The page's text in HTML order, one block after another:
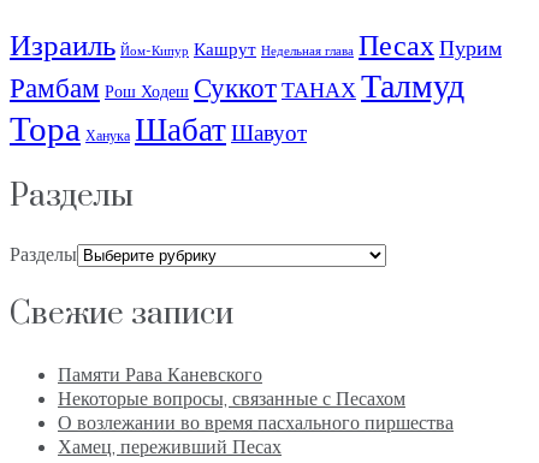
Израиль Йом-Кипур Кашрут Недельная глава ПесахПурим
Рамбам Рош Ходеш СуккотТАНАХТалмуд
Тора Ханука ШабатШавуот
Разделы
Разделы
Свежие записи
Памяти Рава Каневского
Некоторые вопросы, связанные с Песахом
О возлежании во время пасхального пиршества
Хамец, переживший Песах